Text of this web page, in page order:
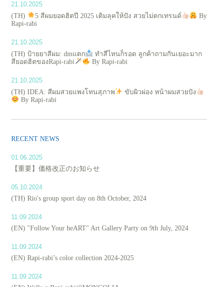
21.10.2025
(TH)
5 สีผมยอดฮิตปี 2025 เติมลุคให้ปัง สวยไม่ตกเทรนด์
By
Rapi-rabi
21.10.2025
(TH) ป้ายยาสีผม: dmแตก
ทำสีไหนก็รอด ลูกค้าถามกันเยอะมาก
สียอดฮิตของRapi-rabi
By Rapi-rabi
21.10.2025
(TH) IDEA: สีผมสวยแพงโทนสุภาพ
ขับผิวผ่อง หน้าผมสวยปัง
By Rapi-rabi
RECENT NEWS
01.06.2025
【重要】価格改正のお知らせ
05.10.2024
(TH) Rio's group sport day on 8th October, 2024
11.09.2024
(EN) "Follow Your heART" Art Gallery Party on 9th July, 2024
11.09.2024
(EN) Rapi-rabi’s color collection 2024-2025
11.09.2024